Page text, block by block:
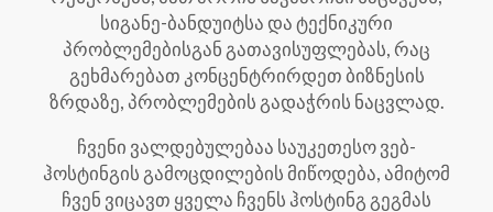
სიგანე-ბანდუიტსა და ტექნიკური
პრობლემებისგან გათავისუფლებას, რაც
გეხმარებათ კონცენტრირდეთ ბიზნესის
ზრდაზე, პრობლემების გადაჭრის ნაცვლად.
ჩვენი ვალდებულებაა საუკეთესო ვებ-
ჰოსტინგის გამოცდილების მიწოდება, ამიტომ
ჩვენ ვიცავთ ყველა ჩვენს ჰოსტინგ გეგმას